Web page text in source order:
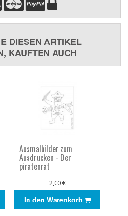
DIESEN ARTIKEL
KAUFTEN AUCH
Ausmalbilder zum
Ausdrucken - Der
piratenrat
2,00 €
In den Warenkorb